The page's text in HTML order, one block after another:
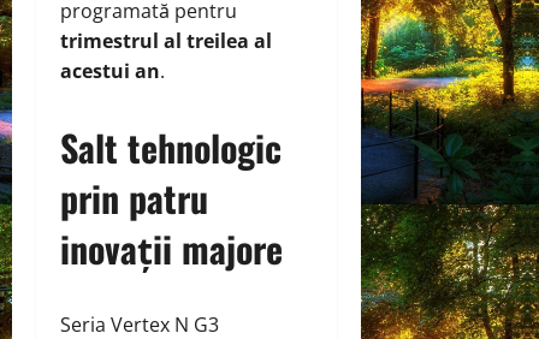
programată pentru
trimestrul al treilea al
acestui an.
Salt tehnologic
prin patru
inovații majore
Seria Vertex N G3